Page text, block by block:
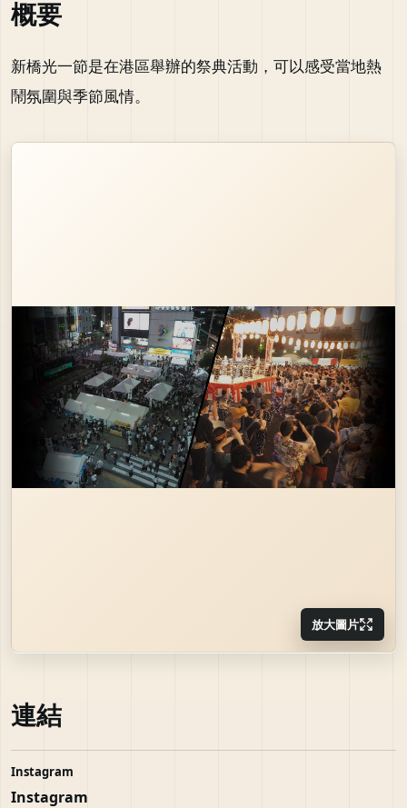
概要
新橋光一節是在港區舉辦的祭典活動，可以感受當地熱
鬧氛圍與季節風情。
放大圖片
連結
Instagram
Instagram